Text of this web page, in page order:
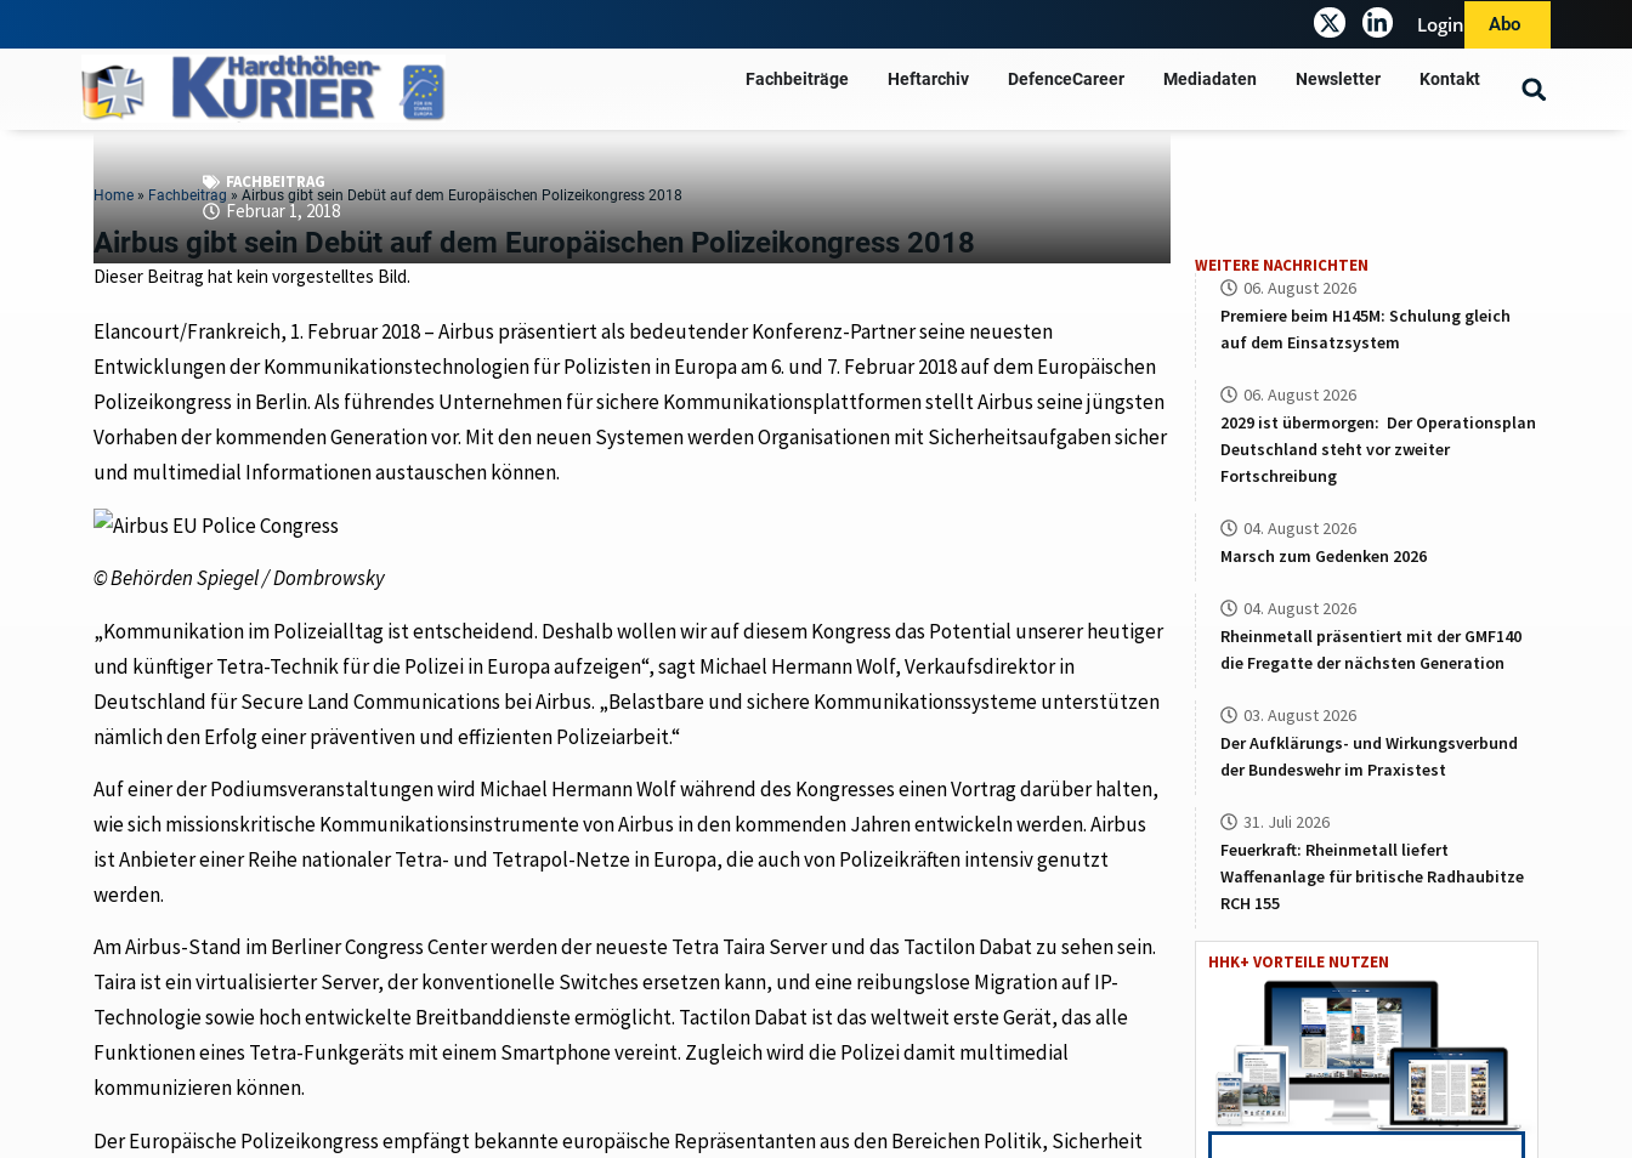
Login Abo
Fachbeiträge Heftarchiv DefenceCareer Mediadaten Newsletter Kontakt
Home » Fachbeitrag »Airbus gibt sein Debüt auf dem Europäischen Polizeikongress 2018
Airbus gibt sein Debüt auf dem Europäischen Polizeikongress 2018
FACHBEITRAG
Februar 1, 2018
Dieser Beitrag hat kein vorgestelltes Bild.
Elancourt/Frankreich, 1. Februar 2018 – Airbus präsentiert als bedeutender Konferenz-Partner seine neuesten
Entwicklungen der Kommunikationstechnologien für Polizisten in Europa am 6. und 7. Februar 2018 auf dem Europäischen
Polizeikongress in Berlin. Als führendes Unternehmen für sichere Kommunikationsplattformen stellt Airbus seine jüngsten
Vorhaben der kommenden Generation vor. Mit den neuen Systemen werden Organisationen mit Sicherheitsaufgaben sicher
und multimedial Informationen austauschen können.
© Behörden Spiegel / Dombrowsky
„Kommunikation im Polizeialltag ist entscheidend. Deshalb wollen wir auf diesem Kongress das Potential unserer heutiger
und künftiger Tetra-Technik für die Polizei in Europa aufzeigen“, sagt Michael Hermann Wolf, Verkaufsdirektor in
Deutschland für Secure Land Communications bei Airbus. „Belastbare und sichere Kommunikationssysteme unterstützen
nämlich den Erfolg einer präventiven und effizienten Polizeiarbeit.“
Auf einer der Podiumsveranstaltungen wird Michael Hermann Wolf während des Kongresses einen Vortrag darüber halten,
wie sich missionskritische Kommunikationsinstrumente von Airbus in den kommenden Jahren entwickeln werden. Airbus
ist Anbieter einer Reihe nationaler Tetra- und Tetrapol-Netze in Europa, die auch von Polizeikräften intensiv genutzt
werden.
Am Airbus-Stand im Berliner Congress Center werden der neueste Tetra Taira Server und das Tactilon Dabat zu sehen sein.
Taira ist ein virtualisierter Server, der konventionelle Switches ersetzen kann, und eine reibungslose Migration auf IP-
Technologie sowie hoch entwickelte Breitbanddienste ermöglicht. Tactilon Dabat ist das weltweit erste Gerät, das alle
Funktionen eines Tetra-Funkgeräts mit einem Smartphone vereint. Zugleich wird die Polizei damit multimedial
kommunizieren können.
Der Europäische Polizeikongress empfängt bekannte europäische Repräsentanten aus den Bereichen Politik, Sicherheit
WEITERE NACHRICHTEN
06. August 2026
Premiere beim H145M: Schulung gleich
auf dem Einsatzsystem
06. August 2026
2029 ist übermorgen: Der Operationsplan
Deutschland steht vor zweiter
Fortschreibung
04. August 2026
Marsch zum Gedenken 2026
04. August 2026
Rheinmetall präsentiert mit der GMF140
die Fregatte der nächsten Generation
03. August 2026
Der Aufklärungs- und Wirkungsverbund
der Bundeswehr im Praxistest
31. Juli 2026
Feuerkraft: Rheinmetall liefert
Waffenanlage für britische Radhaubitze
RCH 155
HHK+ VORTEILE NUTZEN